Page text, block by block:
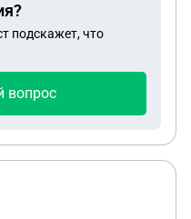
подскажет, что
вопрос